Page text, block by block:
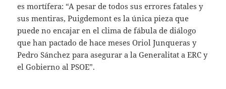
es mortífera: “A pesar de todos sus errores fatales y
sus mentiras, Puigdemont es la única pieza que
puede no encajar en el clima de fábula de diálogo
que han pactado de hace meses Oriol Junqueras y
Pedro Sánchez para asegurar a la Generalitat a ERC y
el Gobierno al PSOE”.